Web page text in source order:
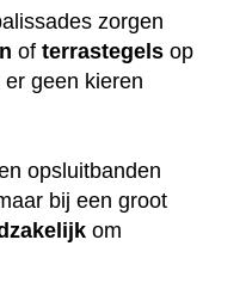
zorgen
of terrastegels op
geen kieren
opsluitbanden
bij een groot
om